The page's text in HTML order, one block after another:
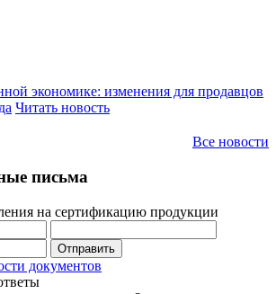
экономике: изменения для продавцов
Читать новость
Все новости
письма
на сертификацию продукции
документов